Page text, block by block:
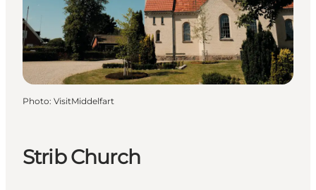
Planifiez votre voyage
Strib Church
Photo: VisitMiddelfart